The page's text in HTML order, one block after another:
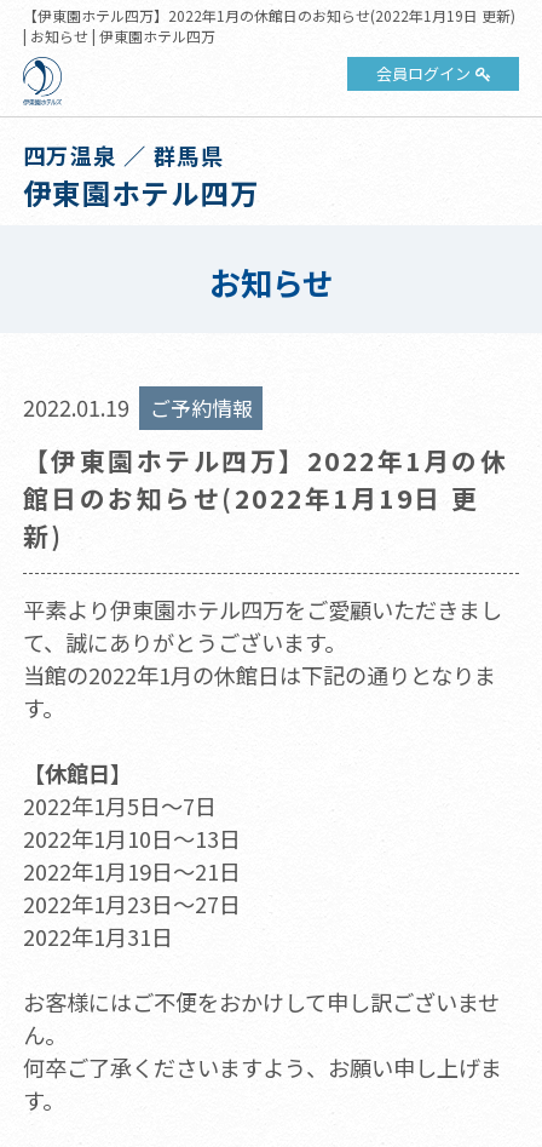
【伊東園ホテル四万】2022年1月の休館日のお知らせ(2022年1月19日 更新)
| お知らせ | 伊東園ホテル四万
会員ログイン
四万温泉 ／ 群馬県
伊東園ホテル四万
お知らせ
2022.01.19 ご予約情報
【伊東園ホテル四万】2022年1月の休
館日のお知らせ(2022年1月19日 更
新)
平素より伊東園ホテル四万をご愛顧いただきまし
て、誠にありがとうございます。
当館の2022年1月の休館日は下記の通りとなりま
す。
【休館日】
2022年1月5日～7日
2022年1月10日～13日
2022年1月19日～21日
2022年1月23日～27日
2022年1月31日
お客様にはご不便をおかけして申し訳ございませ
ん。
何卒ご了承くださいますよう、お願い申し上げま
す。